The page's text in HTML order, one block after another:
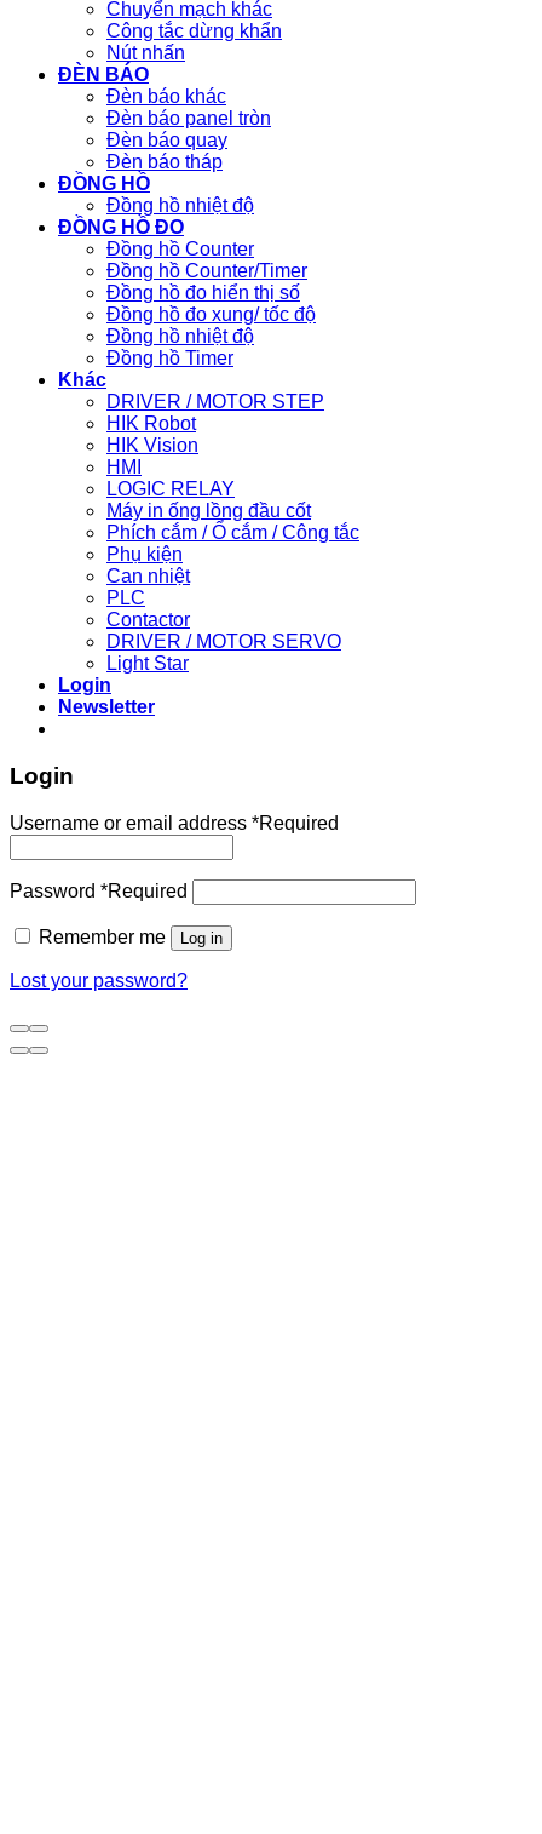
Chuyển mạch khác
Công tắc dừng khẩn
Nút nhấn
ĐÈN BÁO
Đèn báo khác
Đèn báo panel tròn
Đèn báo quay
Đèn báo tháp
ĐỒNG HỒ
Đồng hồ nhiệt độ
ĐỒNG HỒ ĐO
Đồng hồ Counter
Đồng hồ Counter/Timer
Đồng hồ đo hiển thị số
Đồng hồ đo xung/ tốc độ
Đồng hồ nhiệt độ
Đồng hồ Timer
Khác
DRIVER / MOTOR STEP
HIK Robot
HIK Vision
HMI
LOGIC RELAY
Máy in ống lồng đầu cốt
Phích cắm / Ổ cắm / Công tắc
Phụ kiện
Can nhiệt
PLC
Contactor
DRIVER / MOTOR SERVO
Light Star
Login
Newsletter
Login
Username or email address *Required
Password *Required
Remember me Log in
Lost your password?